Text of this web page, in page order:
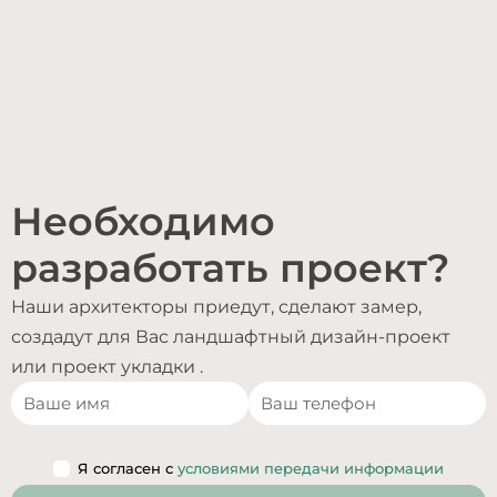
Необходимо
разработать проект?
Наши архитекторы приедут, сделают замер,
создадут для Вас ландшафтный дизайн-проект
или проект укладки .
Я согласен с условиями передачи информации